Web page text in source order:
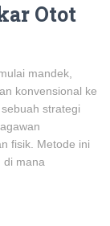
Otot
mandek,
konvensional ke
strategi
fisik. Metode ini
di mana